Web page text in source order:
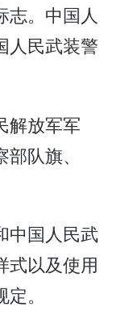
志。中国人
人民武装警
解放军军
队旗、
中国人民武
式以及使用
。